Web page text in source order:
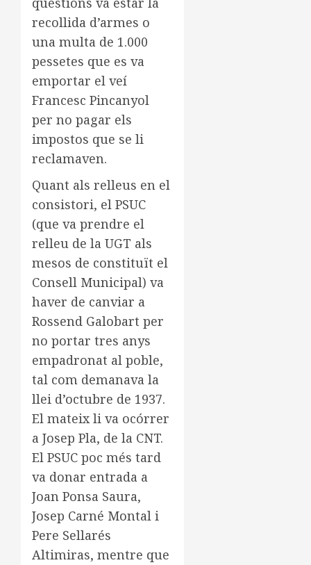
recollida d’armes o
una multa de 1.000
pessetes que es va
emportar el veí
Francesc Pincanyol
per no pagar els
impostos que se li
reclamaven.
Quant als relleus en el
consistori, el PSUC
(que va prendre el
relleu de la UGT als
mesos de constituït el
Consell Municipal) va
haver de canviar a
Rossend Galobart per
no portar tres anys
empadronat al poble,
tal com demanava la
llei d’octubre de 1937.
El mateix li va ocórrer
a Josep Pla, de la CNT.
El PSUC poc més tard
va donar entrada a
Joan Ponsa Saura,
Josep Carné Montal i
Pere Sellarés
Altimiras, mentre que